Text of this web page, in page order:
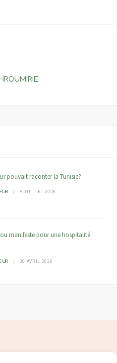
pouvait raconter la Tunisie?
5 JUILLET 2026
manifeste pour une hospitalité
30 AVRIL 2026